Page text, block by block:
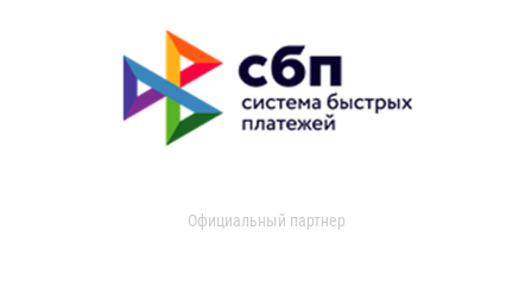
Официальный партнер